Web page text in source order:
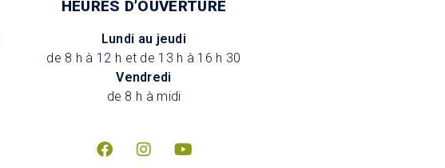
HEURES D’OUVERTURE
Lundi au jeudi
de 8 h à 12 h et de 13 h à 16 h 30
Vendredi
de 8 h à midi